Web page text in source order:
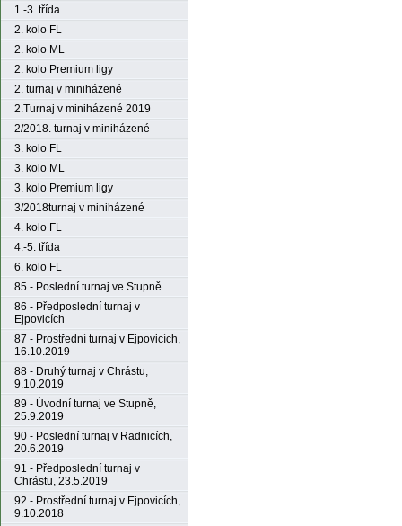
1.-3. třída
2. kolo FL
2. kolo ML
2. kolo Premium ligy
2. turnaj v miniházené
2.Turnaj v miniházené 2019
2/2018. turnaj v miniházené
3. kolo FL
3. kolo ML
3. kolo Premium ligy
3/2018turnaj v miniházené
4. kolo FL
4.-5. třída
6. kolo FL
85 - Poslední turnaj ve Stupně
86 - Předposlední turnaj v
Ejpovicích
87 - Prostřední turnaj v Ejpovicích,
16.10.2019
88 - Druhý turnaj v Chrástu,
9.10.2019
89 - Úvodní turnaj ve Stupně,
25.9.2019
90 - Poslední turnaj v Radnicích,
20.6.2019
91 - Předposlední turnaj v
Chrástu, 23.5.2019
92 - Prostřední turnaj v Ejpovicích,
9.10.2018